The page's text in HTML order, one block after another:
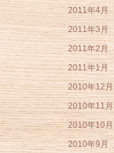
2011年4月
2011年3月
2011年2月
2011年1月
2010年12月
2010年11月
2010年10月
2010年9月